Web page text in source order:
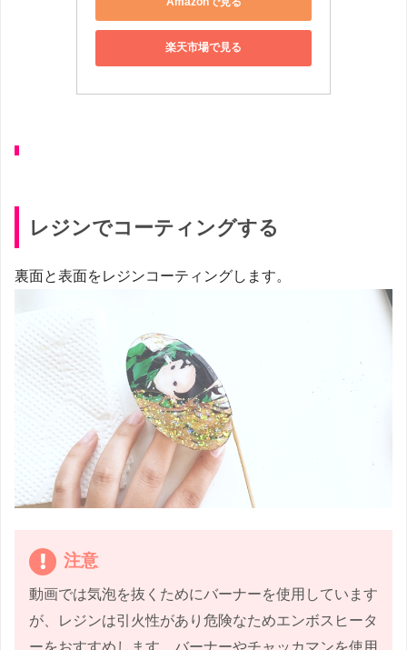
楽天市場で見る
レジンでコーティングする
裏面と表面をレジンコーティングします。
注意
動画では気泡を抜くためにバーナーを使用しています
が、レジンは引火性があり危険なためエンボスヒータ
ーをおすすめします。バーナーやチャッカマンを使用